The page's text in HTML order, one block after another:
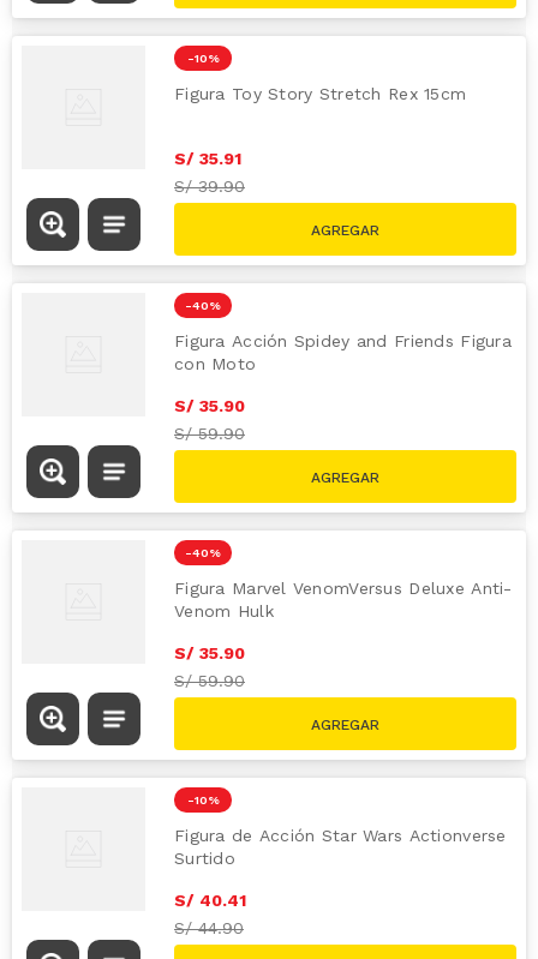
-10 %
Figura Toy Story Stretch Rex 15cm
S/ 35.91
S/39.90
-40 %
Figura Acción Spidey and Friends Figura
con Moto
S/ 35.90
S/59.90
-40 %
Figura Marvel VenomVersus Deluxe Anti-
Venom Hulk
S/ 35.90
S/59.90
-10 %
Figura de Acción Star Wars Actionverse
Surtido
S/ 40.41
S/44.90